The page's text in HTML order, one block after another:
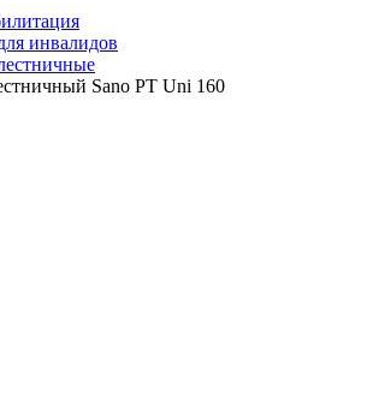
инвалидов
Sano PT Uni 160